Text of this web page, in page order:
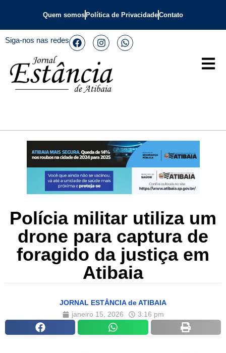
Quem somos Política de PrivacidadeContato
Siga-nos nas redes
Polícia militar utiliza um
drone para captura de
foragido da justiça em
Atibaia
JORNAL ESTÂNCIA de ATIBAIA
janeiro 15, 2026
3:16 pm